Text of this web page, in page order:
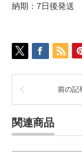
納期：7日後発送
前の記
関連商品